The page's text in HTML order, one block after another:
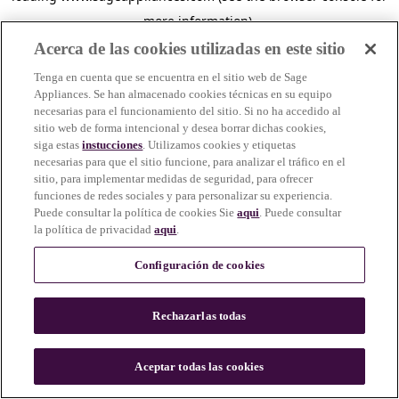
more information).
n
Acerca de las cookies utilizadas en este sitio
Tenga en cuenta que se encuentra en el sitio web de Sage
Appliances. Se han almacenado cookies técnicas en su equipo
necesarias para el funcionamiento del sitio. Si no ha accedido al
sitio web de forma intencional y desea borrar dichas cookies,
siga estasinstucciones. Utilizamos cookies y etiquetas
necesarias para que el sitio funcione, para analizar el tráfico en el
sitio, para implementar medidas de seguridad, para ofrecer
funciones de redes sociales y para personalizar su experiencia.
Puede consultar la política de cookies Sieaqui. Puede consultar
la política de privacidadaqui.
Configuración de cookies
Rechazarlas todas
Aceptar todas las cookies